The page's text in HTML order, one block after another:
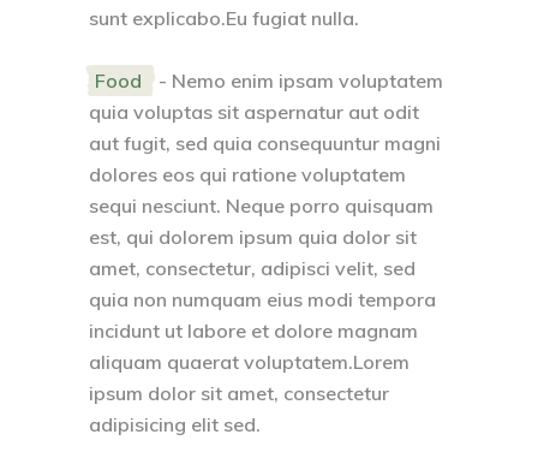
sunt explicabo.Eu fugiat nulla.
Food - Nemo enim ipsam voluptatem
quia voluptas sit aspernatur aut odit
aut fugit, sed quia consequuntur magni
dolores eos qui ratione voluptatem
sequi nesciunt. Neque porro quisquam
est, qui dolorem ipsum quia dolor sit
amet, consectetur, adipisci velit, sed
quia non numquam eius modi tempora
incidunt ut labore et dolore magnam
aliquam quaerat voluptatem.Lorem
ipsum dolor sit amet, consectetur
adipisicing elit sed.